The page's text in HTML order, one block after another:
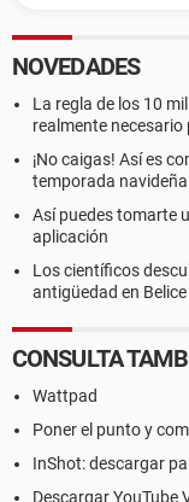
NOVEDADES
La regla de los 10
realmente necesario
¡No caigas! Así es
temporada navideña
Así puedes tomarte
aplicación
Los científicos
antigüedad en Belice
CONSULTA
Wattpad
Poner el punto y
InShot: descargar
Descargar YouTube